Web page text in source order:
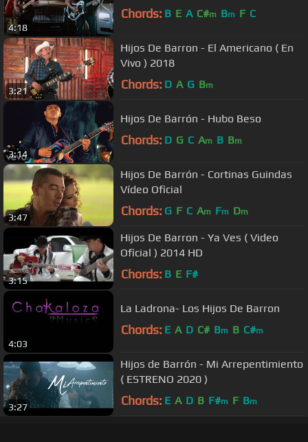
4:18
Chords: B E A C#m Bm F C
3:21
Hijos De Barron - El Americano ( En
Vivo ) 2018
Chords: D A G Bm
3:14
Hijos De Barrón - Hubo Beso
Chords: D G C Am B Bm
3:47
Hijos De Barrón - Cortinas Guindas
Vídeo Oficial
Chords: G F C Am Fm Dm
3:15
Hijos De Barron - Ya Ves ( Video
Oficial ) 2014 HD
Chords: B E F#
4:03
La Ladrona- Los Hijos De Barron
Chords: E A D C# Bm B C#m
3:27
Hijos de Barrón - Mi Arrepentimiento
( ESTRENO 2020 )
Chords: E A D B F#m F Bm